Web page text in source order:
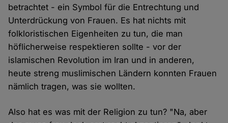
betrachtet - ein Symbol für die Entrechtung und
Unterdrückung von Frauen. Es hat nichts mit
folkloristischen Eigenheiten zu tun, die man
höflicherweise respektieren sollte - vor der
islamischen Revolution im Iran und in anderen,
heute streng muslimischen Ländern konnten Frauen
nämlich tragen, was sie wollten.
Also hat es was mit der Religion zu tun? "Na, aber